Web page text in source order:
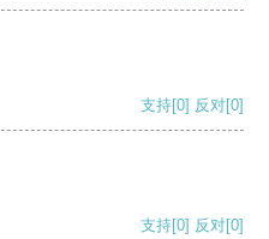
支持[0] 反对[0]
支持[0] 反对[0]